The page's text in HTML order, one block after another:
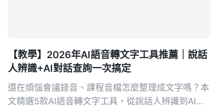
【教學】2026年AI語音轉文字工具推薦｜說話
人辨識+AI對話查詢一次搞定
還在煩惱會議錄音、課程音檔怎麼整理成文字嗎？本
文精選5款AI語音轉文字工具，從說話人辨識到AI對